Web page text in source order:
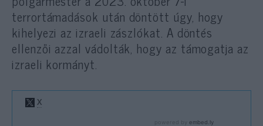
terrortámadások után döntött úgy, hogy
kihelyezi az izraeli zászlókat. A döntés
ellenzői azzal vádolták, hogy az támogatja az
izraeli kormányt.